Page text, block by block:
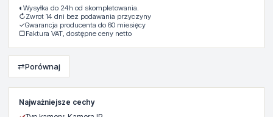
Najważniejsze cechy
◐ Wysyłka do 24h od skompletowania.
↻Zwrot 14 dni bez podawania przyczyny
✓Gwarancja producenta do 60 miesięcy
▢Faktura VAT, dostępne ceny netto
⇄Porównaj